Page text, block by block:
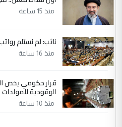
منذ 15 ساعة
نائب: لم نستلم
منذ 16 ساعة
قرار حكومي يخص
الوقودية للمولدات
منذ 10 ساعة